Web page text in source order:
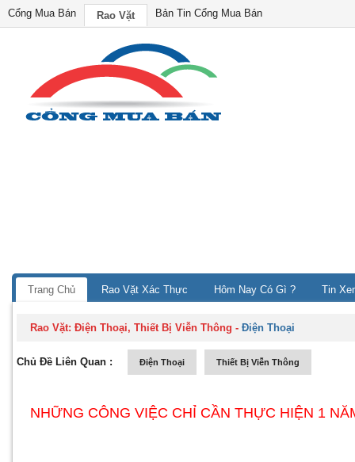
Cổng Mua Bán Rao Vặt Bản Tin Cổng Mua Bán
Trang Chủ Rao Vặt Xác Thực Hôm Nay Có Gì ? Tin
Rao Vặt:Điện Thoại, Thiết Bị Viễn Thông -Điện Thoại
Chủ Đề Liên Quan : Điện Thoại Thiết Bị Viễn Thông
NHỮNG CÔNG VIỆC CHỈ CẦN THỰC HIỆN 1